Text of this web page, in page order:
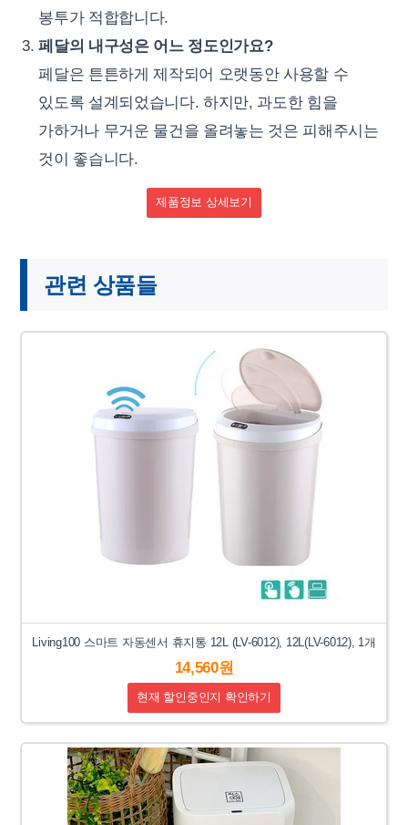
봉투가 적합합니다.
페달의 내구성은 어느 정도인가요?
페달은 튼튼하게 제작되어 오랫동안 사용할 수
있도록 설계되었습니다. 하지만, 과도한 힘을
가하거나 무거운 물건을 올려놓는 것은 피해주시는
것이 좋습니다.
제품정보 상세보기
관련 상품들
Living100 스마트 자동센서 휴지통 12L (LV-6012), 12L(LV-6012), 1개
14,560원
현재 할인중인지 확인하기